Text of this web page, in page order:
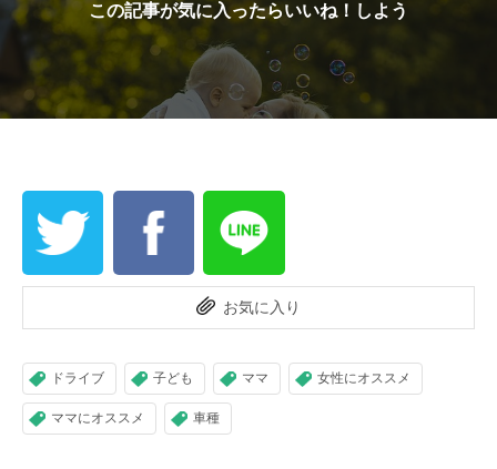
この記事が気に入ったらいいね！しよう
お気に入り
ドライブ 子ども ママ 女性にオススメ
ママにオススメ 車種